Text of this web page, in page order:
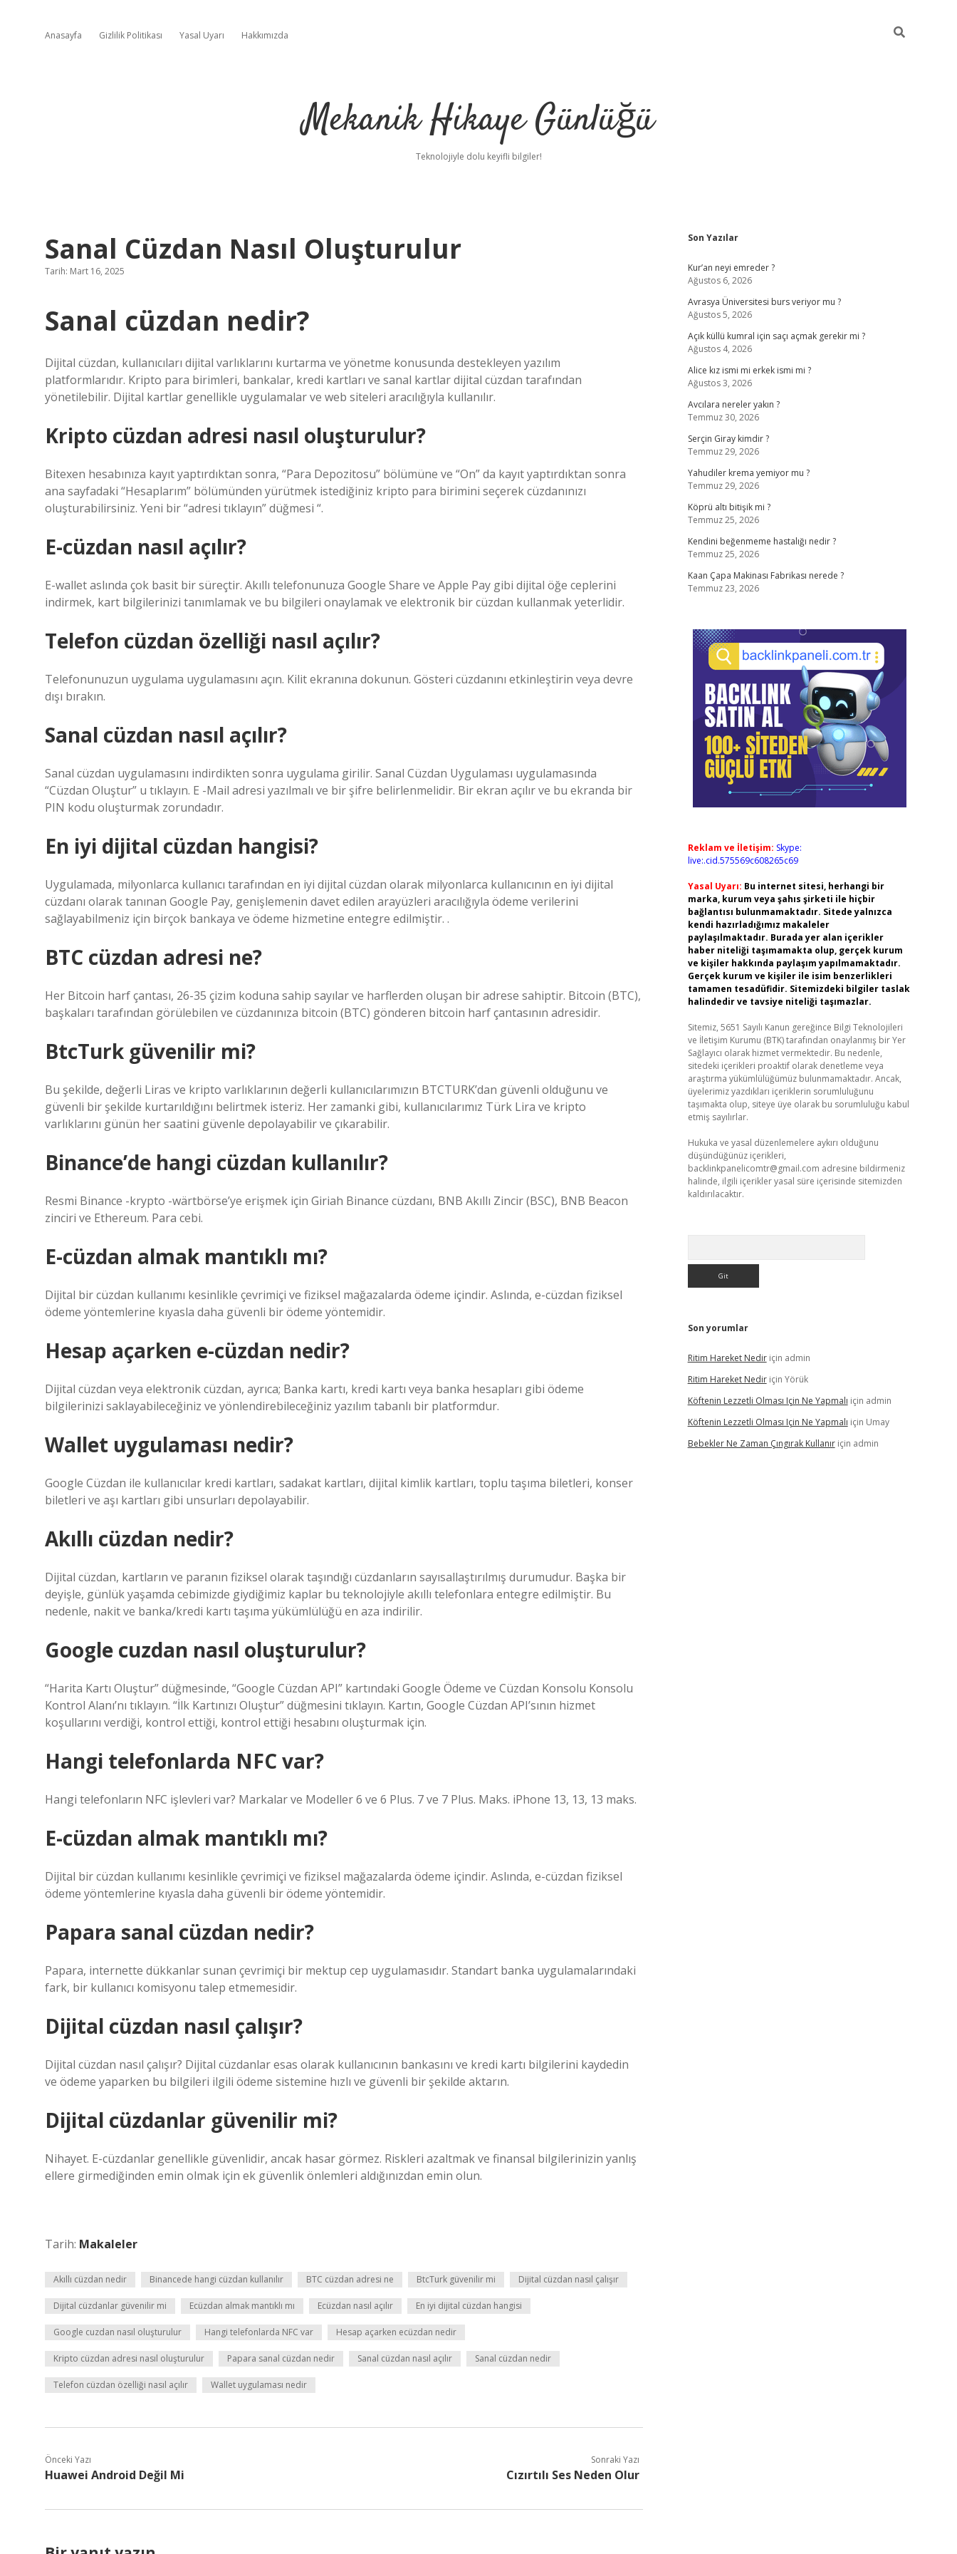
Anasayfa Gizlilik Politikası Yasal Uyarı Hakkımızda
Mekanik Hikaye Günlüğü
Teknolojiyle dolu keyifli bilgiler!
Sanal Cüzdan Nasıl Oluşturulur
Tarih: Mart 16, 2025
Sanal cüzdan nedir?
Dijital cüzdan, kullanıcıları dijital varlıklarını kurtarma ve yönetme konusunda destekleyen yazılım
platformlarıdır. Kripto para birimleri, bankalar, kredi kartları ve sanal kartlar dijital cüzdan tarafından
yönetilebilir. Dijital kartlar genellikle uygulamalar ve web siteleri aracılığıyla kullanılır.
Kripto cüzdan adresi nasıl oluşturulur?
Bitexen hesabınıza kayıt yaptırdıktan sonra, “Para Depozitosu” bölümüne ve “On” da kayıt yaptırdıktan sonra
ana sayfadaki “Hesaplarım” bölümünden yürütmek istediğiniz kripto para birimini seçerek cüzdanınızı
oluşturabilirsiniz. Yeni bir “adresi tıklayın” düğmesi “.
E-cüzdan nasıl açılır?
E-wallet aslında çok basit bir süreçtir. Akıllı telefonunuza Google Share ve Apple Pay gibi dijital öğe ceplerini
indirmek, kart bilgilerinizi tanımlamak ve bu bilgileri onaylamak ve elektronik bir cüzdan kullanmak yeterlidir.
Telefon cüzdan özelliği nasıl açılır?
Telefonunuzun uygulama uygulamasını açın. Kilit ekranına dokunun. Gösteri cüzdanını etkinleştirin veya devre
dışı bırakın.
Sanal cüzdan nasıl açılır?
Sanal cüzdan uygulamasını indirdikten sonra uygulama girilir. Sanal Cüzdan Uygulaması uygulamasında
“Cüzdan Oluştur” u tıklayın. E -Mail adresi yazılmalı ve bir şifre belirlenmelidir. Bir ekran açılır ve bu ekranda bir
PIN kodu oluşturmak zorundadır.
En iyi dijital cüzdan hangisi?
Uygulamada, milyonlarca kullanıcı tarafından en iyi dijital cüzdan olarak milyonlarca kullanıcının en iyi dijital
cüzdanı olarak tanınan Google Pay, genişlemenin davet edilen arayüzleri aracılığıyla ödeme verilerini
sağlayabilmeniz için birçok bankaya ve ödeme hizmetine entegre edilmiştir. .
BTC cüzdan adresi ne?
Her Bitcoin harf çantası, 26-35 çizim koduna sahip sayılar ve harflerden oluşan bir adrese sahiptir. Bitcoin (BTC),
başkaları tarafından görülebilen ve cüzdanınıza bitcoin (BTC) gönderen bitcoin harf çantasının adresidir.
BtcTurk güvenilir mi?
Bu şekilde, değerli Liras ve kripto varlıklarının değerli kullanıcılarımızın BTCTURK’dan güvenli olduğunu ve
güvenli bir şekilde kurtarıldığını belirtmek isteriz. Her zamanki gibi, kullanıcılarımız Türk Lira ve kripto
varlıklarını günün her saatini güvenle depolayabilir ve çıkarabilir.
Binance’de hangi cüzdan kullanılır?
Resmi Binance -krypto -wärtbörse’ye erişmek için Giriah Binance cüzdanı, BNB Akıllı Zincir (BSC), BNB Beacon
zinciri ve Ethereum. Para cebi.
E-cüzdan almak mantıklı mı?
Dijital bir cüzdan kullanımı kesinlikle çevrimiçi ve fiziksel mağazalarda ödeme içindir. Aslında, e-cüzdan fiziksel
ödeme yöntemlerine kıyasla daha güvenli bir ödeme yöntemidir.
Hesap açarken e-cüzdan nedir?
Dijital cüzdan veya elektronik cüzdan, ayrıca; Banka kartı, kredi kartı veya banka hesapları gibi ödeme
bilgilerinizi saklayabileceğiniz ve yönlendirebileceğiniz yazılım tabanlı bir platformdur.
Wallet uygulaması nedir?
Google Cüzdan ile kullanıcılar kredi kartları, sadakat kartları, dijital kimlik kartları, toplu taşıma biletleri, konser
biletleri ve aşı kartları gibi unsurları depolayabilir.
Akıllı cüzdan nedir?
Dijital cüzdan, kartların ve paranın fiziksel olarak taşındığı cüzdanların sayısallaştırılmış durumudur. Başka bir
deyişle, günlük yaşamda cebimizde giydiğimiz kaplar bu teknolojiyle akıllı telefonlara entegre edilmiştir. Bu
nedenle, nakit ve banka/kredi kartı taşıma yükümlülüğü en aza indirilir.
Google cuzdan nasıl oluşturulur?
“Harita Kartı Oluştur” düğmesinde, “Google Cüzdan API” kartındaki Google Ödeme ve Cüzdan Konsolu Konsolu
Kontrol Alanı’nı tıklayın. “İlk Kartınızı Oluştur” düğmesini tıklayın. Kartın, Google Cüzdan API’sının hizmet
koşullarını verdiği, kontrol ettiği, kontrol ettiği hesabını oluşturmak için.
Hangi telefonlarda NFC var?
Hangi telefonların NFC işlevleri var? Markalar ve Modeller 6 ve 6 Plus. 7 ve 7 Plus. Maks. iPhone 13, 13, 13 maks.
E-cüzdan almak mantıklı mı?
Dijital bir cüzdan kullanımı kesinlikle çevrimiçi ve fiziksel mağazalarda ödeme içindir. Aslında, e-cüzdan fiziksel
ödeme yöntemlerine kıyasla daha güvenli bir ödeme yöntemidir.
Papara sanal cüzdan nedir?
Papara, internette dükkanlar sunan çevrimiçi bir mektup cep uygulamasıdır. Standart banka uygulamalarındaki
fark, bir kullanıcı komisyonu talep etmemesidir.
Dijital cüzdan nasıl çalışır?
Dijital cüzdan nasıl çalışır? Dijital cüzdanlar esas olarak kullanıcının bankasını ve kredi kartı bilgilerini kaydedin
ve ödeme yaparken bu bilgileri ilgili ödeme sistemine hızlı ve güvenli bir şekilde aktarın.
Dijital cüzdanlar güvenilir mi?
Nihayet. E-cüzdanlar genellikle güvenlidir, ancak hasar görmez. Riskleri azaltmak ve finansal bilgilerinizin yanlış
ellere girmediğinden emin olmak için ek güvenlik önlemleri aldığınızdan emin olun.
Tarih: Makaleler
Akıllı cüzdan nedir Binancede hangi cüzdan kullanılır BTC cüzdan adresi ne BtcTurk güvenilir mi Dijital cüzdan nasıl çalışır
Dijital cüzdanlar güvenilir mi Ecüzdan almak mantıklı mı Ecüzdan nasıl açılır En iyi dijital cüzdan hangisi
Google cuzdan nasıl oluşturulur Hangi telefonlarda NFC var Hesap açarken ecüzdan nedir
Kripto cüzdan adresi nasıl oluşturulur Papara sanal cüzdan nedir Sanal cüzdan nasıl açılır Sanal cüzdan nedir
Telefon cüzdan özelliği nasıl açılır Wallet uygulaması nedir
Önceki Yazı
Huawei Android Değil Mi
Sonraki Yazı
Cızırtılı Ses Neden Olur
Sidebar
Son Yazılar
Kur’an neyi emreder ?
Ağustos 6, 2026
Avrasya Üniversitesi burs veriyor mu ?
Ağustos 5, 2026
Açık küllü kumral için saçı açmak gerekir mi ?
Ağustos 4, 2026
Alice kız ismi mi erkek ismi mi ?
Ağustos 3, 2026
Avcılara nereler yakın ?
Temmuz 30, 2026
Serçin Giray kimdir ?
Temmuz 29, 2026
Yahudiler krema yemiyor mu ?
Temmuz 29, 2026
Köprü altı bitişik mi ?
Temmuz 25, 2026
Kendini beğenmeme hastalığı nedir ?
Temmuz 25, 2026
Kaan Çapa Makinası Fabrikası nerede ?
Temmuz 23, 2026
Reklam ve İletişim: Skype:
live:.cid.575569c608265c69
Yasal Uyarı: Bu internet sitesi, herhangi bir
marka, kurum veya şahıs şirketi ile hiçbir
bağlantısı bulunmamaktadır. Sitede yalnızca
kendi hazırladığımız makaleler
paylaşılmaktadır. Burada yer alan içerikler
haber niteliği taşımamakta olup, gerçek kurum
ve kişiler hakkında paylaşım yapılmamaktadır.
Gerçek kurum ve kişiler ile isim benzerlikleri
tamamen tesadüfidir. Sitemizdeki bilgiler taslak
halindedir ve tavsiye niteliği taşımazlar.
Sitemiz, 5651 Sayılı Kanun gereğince Bilgi Teknolojileri
ve İletişim Kurumu (BTK) tarafından onaylanmış bir Yer
Sağlayıcı olarak hizmet vermektedir. Bu nedenle,
sitedeki içerikleri proaktif olarak denetleme veya
araştırma yükümlülüğümüz bulunmamaktadır. Ancak,
üyelerimiz yazdıkları içeriklerin sorumluluğunu
taşımakta olup, siteye üye olarak bu sorumluluğu kabul
etmiş sayılırlar.
Hukuka ve yasal düzenlemelere aykırı olduğunu
düşündüğünüz içerikleri,
backlinkpanelicomtr@gmail.com adresine bildirmeniz
halinde, ilgili içerikler yasal süre içerisinde sitemizden
kaldırılacaktır.
Son yorumlar
Ritim Hareket Nediriçin admin
Ritim Hareket Nediriçin Yörük
Köftenin Lezzetli Olması Için Ne Yapmalı için admin
Köftenin Lezzetli Olması Için Ne Yapmalı için Umay
Bebekler Ne Zaman Çıngırak Kullanıriçin admin